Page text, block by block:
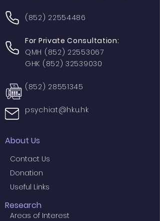
(852) 22554486
For Private Consultation:
QMH (852) 22553067
GHK (852) 32539030
(852) 28551345
psychiat@hku.hk
About Us
Contact Us
Donation
Useful Links
Research
Areas of Interest